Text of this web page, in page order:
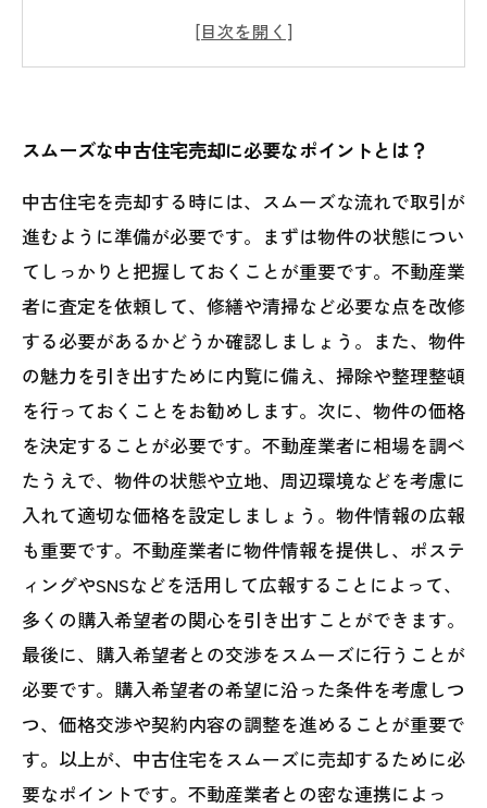
中古住宅売却で失敗しないためには何をする
ーズに！
中古住宅売却で不動産業者を選ぶなら、どう
選ぶべき？
スムーズな中古住宅売却に必要なポイントとは？
中古住宅を売却する時には、スムーズな流れで取引が
進むように準備が必要です。まずは物件の状態につい
てしっかりと把握しておくことが重要です。不動産業
者に査定を依頼して、修繕や清掃など必要な点を改修
する必要があるかどうか確認しましょう。また、物件
の魅力を引き出すために内覧に備え、掃除や整理整頓
を行っておくことをお勧めします。次に、物件の価格
を決定することが必要です。不動産業者に相場を調べ
たうえで、物件の状態や立地、周辺環境などを考慮に
入れて適切な価格を設定しましょう。物件情報の広報
も重要です。不動産業者に物件情報を提供し、ポステ
ィングやSNSなどを活用して広報することによって、
多くの購入希望者の関心を引き出すことができます。
最後に、購入希望者との交渉をスムーズに行うことが
必要です。購入希望者の希望に沿った条件を考慮しつ
つ、価格交渉や契約内容の調整を進めることが重要で
す。以上が、中古住宅をスムーズに売却するために必
要なポイントです。不動産業者との密な連携によっ